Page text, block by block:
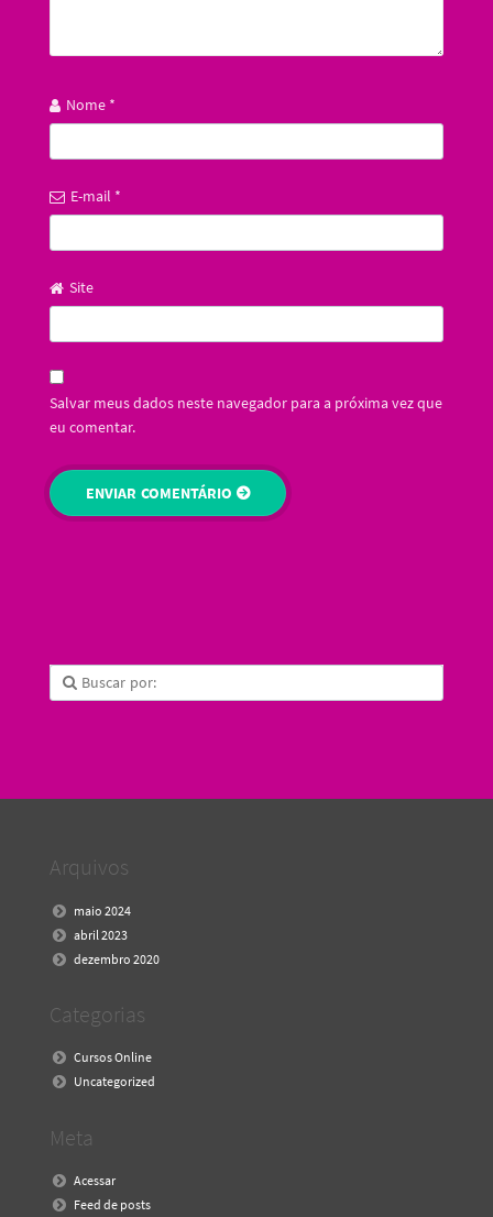
Nome *
E-mail *
Site
Salvar meus dados neste navegador para a próxima vez que
eu comentar.
Arquivos
maio 2024
abril 2023
dezembro 2020
Categorias
Cursos Online
Uncategorized
Meta
Acessar
Feed de posts